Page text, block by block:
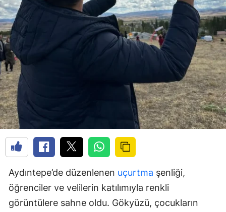
Aydıntepe’de düzenlenen uçurtma şenliği,
öğrenciler ve velilerin katılımıyla renkli
görüntülere sahne oldu. Gökyüzü, çocukların